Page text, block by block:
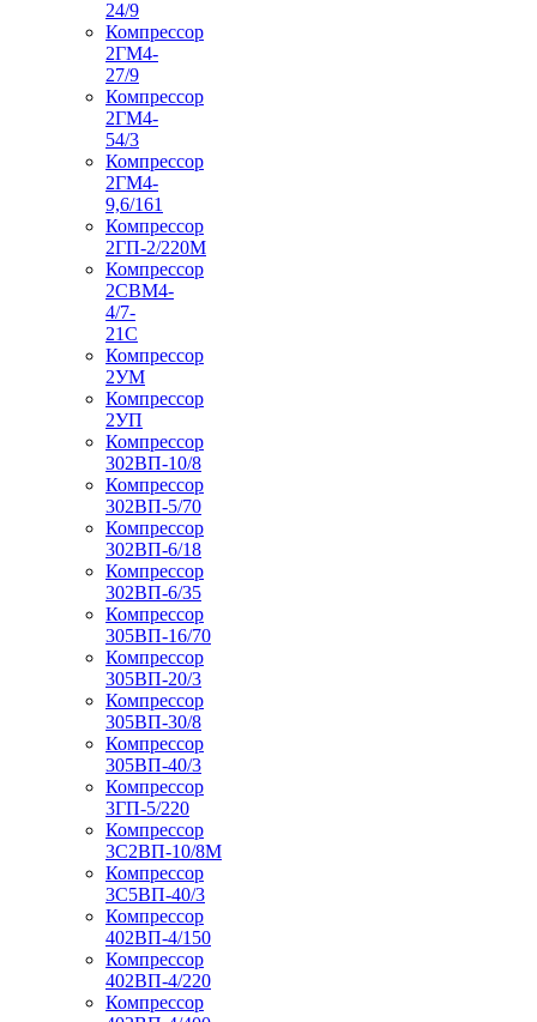
24/9
Компрессор
2ГМ4-
27/9
Компрессор
2ГМ4-
54/3
Компрессор
2ГМ4-
9,6/161
Компрессор
2ГП-2/220М
Компрессор
2СВМ4-
4/7-
21С
Компрессор
2УМ
Компрессор
2УП
Компрессор
302ВП-10/8
Компрессор
302ВП-5/70
Компрессор
302ВП-6/18
Компрессор
302ВП-6/35
Компрессор
305ВП-16/70
Компрессор
305ВП-20/3
Компрессор
305ВП-30/8
Компрессор
305ВП-40/3
Компрессор
3ГП-5/220
Компрессор
3С2ВП-10/8М
Компрессор
3С5ВП-40/3
Компрессор
402ВП-4/150
Компрессор
402ВП-4/220
Компрессор